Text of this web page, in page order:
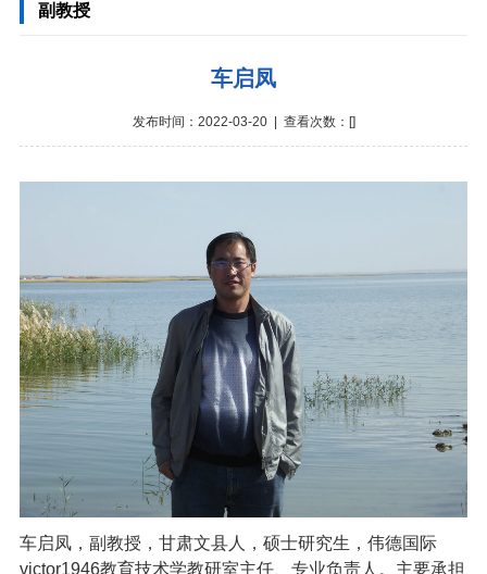
副教授
车启凤
发布时间：2022-03-20 | 查看次数：[]
车启凤，副教授，甘肃文县人，硕士研究生，伟德国际
victor1946教育技术学教研室主任、专业负责人。主要承担